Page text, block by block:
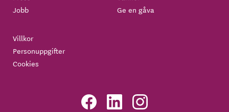
Jobb
Ge en gåva
Villkor
Personuppgifter
Cookies